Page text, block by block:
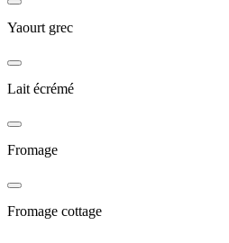
Yaourt grec
Lait écrémé
Fromage
Fromage cottage